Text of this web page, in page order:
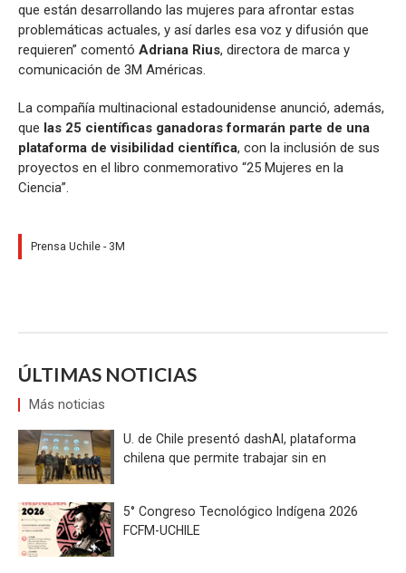
que están desarrollando las mujeres para afrontar estas
problemáticas actuales, y así darles esa voz y difusión que
requieren” comentó Adriana Rius, directora de marca y
comunicación de 3M Américas.
La compañía multinacional estadounidense anunció, además,
que las 25 científicas ganadoras formarán parte de una
plataforma de visibilidad científica, con la inclusión de sus
proyectos en el libro conmemorativo “25 Mujeres en la
Ciencia”.
Prensa Uchile - 3M
ÚLTIMAS NOTICIAS
Más noticias
U. de Chile presentó dashAI, plataforma
chilena que permite trabajar sin en
5° Congreso Tecnológico Indígena 2026
FCFM-UCHILE